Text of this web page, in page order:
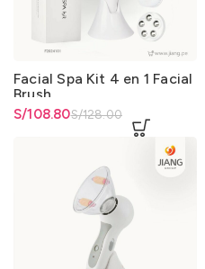
Facial Spa Kit 4 en 1 Facial
Brush
S/128.00
El precio original era:
S/108.80
El precio actual es: S/108.80.